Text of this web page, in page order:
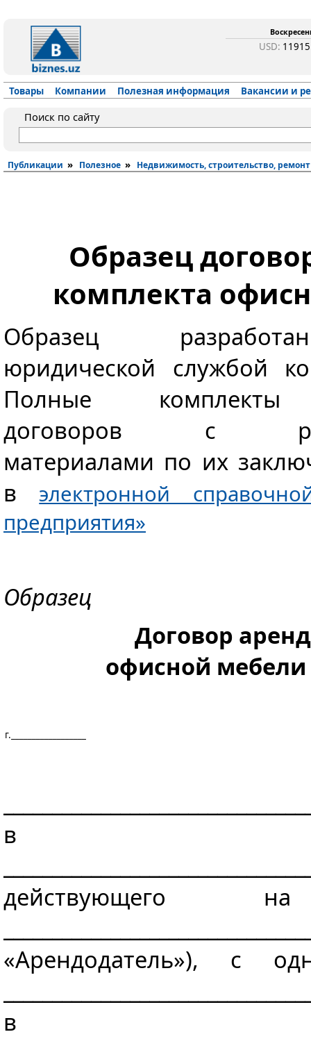
USD:
Товары Компании Полезная информация Вакансии и
Поиск по сайту
Публикации » Полезное » Недвижимость, строительство, ремонт
Образец
комплекта
Образец
юридической службой
Полные комплекты
договоров с
материалами по их
вэлектронной
предприятия»
Образец
Договор
офисной мебели
г.__________________
в
действующего
«Арендодатель»), с
в